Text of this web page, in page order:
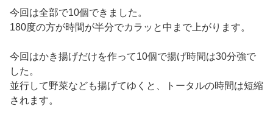
今回は全部で10個できました。
180度の方が時間が半分でカラッと中まで上がります。
今回はかき揚げだけを作って10個で揚げ時間は30分強で
した。
並行して野菜なども揚げてゆくと、トータルの時間は短縮
されます。